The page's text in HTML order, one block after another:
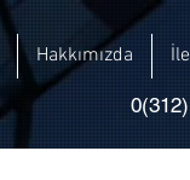
Hakkımızda